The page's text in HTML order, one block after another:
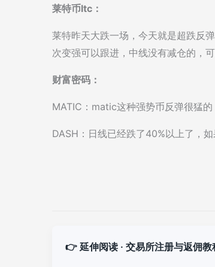
莱特币ltc：
莱特昨天大跌一场，今天就是超跌反
次变强可以跟进，中线没有减仓的，
财富密码：
MATIC：matic这种强势币反弹很猛的
DASH：日线已经跌了40%以上了，
👉 延伸阅读 · 交易所注册与返佣教